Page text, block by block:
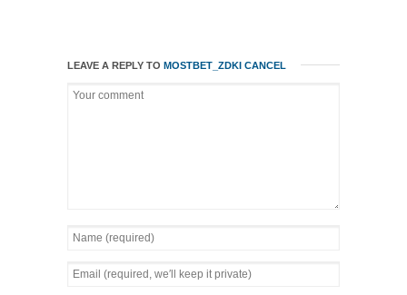
LEAVE A REPLY TO MOSTBET_ZDKI CANCEL